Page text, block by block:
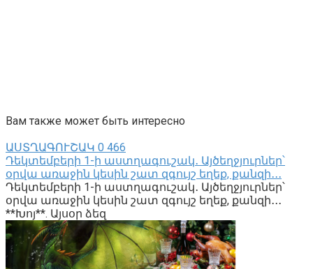
Вам также может быть интересно
ԱՍՏՂԱԳՈՒՇԱԿ 0 466
Դեկտեմբերի 1-ի աստղագուշակ․ Այծեղջյուրներ՝
օրվա առաջին կեսին շատ զգույշ եղեք, քանզի․․․
Դեկտեմբերի 1-ի աստղագուշակ․ Այծեղջյուրներ՝
օրվա առաջին կեսին շատ զգույշ եղեք, քանզի․․․
**Խոյ**. Այսօր ձեզ